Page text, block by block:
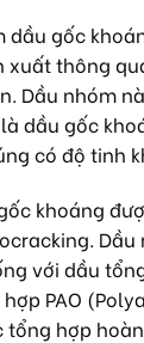
dầu gốc
xuất thông
Dầu nhóm
dầu gốc
có độ tinh
khoáng
Dầu
với dầu
PAO
tổng hợp